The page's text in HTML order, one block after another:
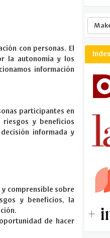
con personas. El
la autonomía y los
información
participantes en
riesgos y beneficios
informada y
comprensible sobre
y beneficios, la
de hacer